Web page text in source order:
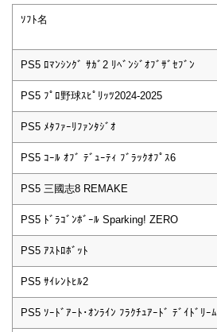
ｿﾌﾄ名
PS5 ﾛﾏﾝｼﾝｸﾞ ｻｶﾞ2 ﾘﾍﾞﾝｼﾞｵﾌﾞｻﾞｾﾌﾞﾝ
PS5 ﾌﾟﾛ野球ｽﾋﾟﾘｯﾂ2024-2025
PS5 ﾒﾀﾌｧｰﾘﾌｧﾝﾀｼﾞｵ
PS5 ｺｰﾙ ｵﾌﾞ ﾃﾞｭｰﾃｨ ﾌﾞﾗｯｸｵﾌﾟｽ6
PS5 三國志8 REMAKE
PS5 ﾄﾞﾗｺﾞﾝﾎﾞｰﾙ Sparking! ZERO
PS5 ｱｽﾄﾛﾎﾞｯﾄ
PS5 ｻｲﾚﾝﾄﾋﾙ2
PS5 ｿｰﾄﾞｱｰﾄ･ｵﾝﾗｲﾝ ﾌﾗｸﾁｭｱｰﾄﾞ ﾃﾞｲﾄﾞﾘｰﾑ